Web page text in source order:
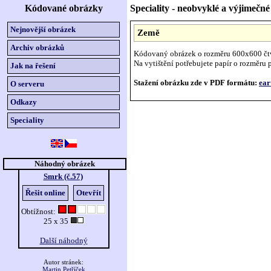
Kódované obrázky
Nejnovější obrázek
Archiv obrázků
Jak na řešení
O serveru
Odkazy
Speciality
Náhodný obrázek
Smrk (č.57)
Řešit online
Otevřít
Obtížnost:
25 x 35
Další náhodný
Autor stránek:
Martin Petříček
Speciality - neobvyklé a
Země
Kódovaný obrázek o rozměru 600x600
Na vytištění potřebujete papír o rozměru
Stažení obrázku zde v PDF formátu: